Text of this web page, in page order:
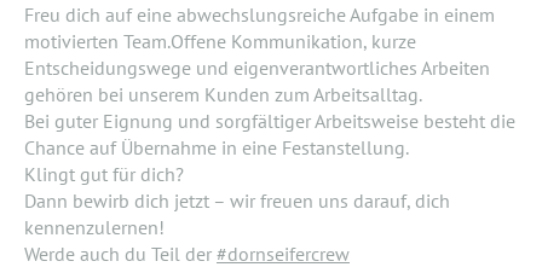
Freu dich auf eine abwechslungsreiche Aufgabe in einem
motivierten Team.Offene Kommunikation, kurze
Entscheidungswege und eigenverantwortliches Arbeiten
gehören bei unserem Kunden zum Arbeitsalltag.
Bei guter Eignung und sorgfältiger Arbeitsweise besteht die
Chance auf Übernahme in eine Festanstellung.
Klingt gut für dich?
Dann bewirb dich jetzt – wir freuen uns darauf, dich
kennenzulernen!
Werde auch du Teil der #dornseifercrew